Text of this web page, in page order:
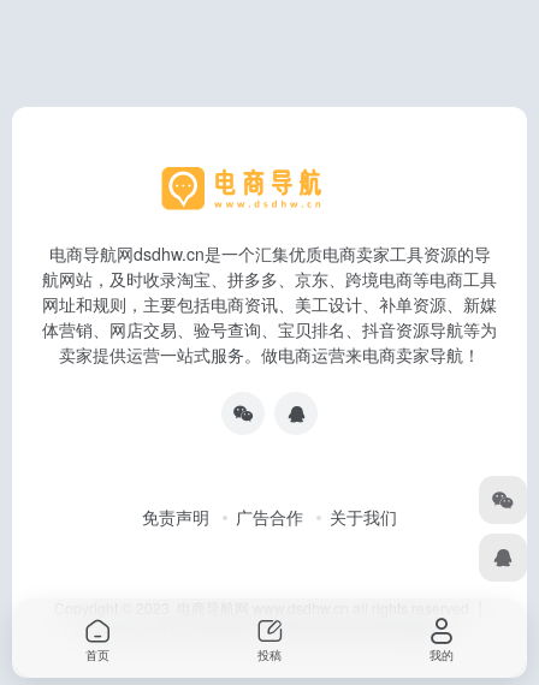
电商导航网dsdhw.cn是一个汇集优质电商卖家工具资源的导
航网站，及时收录淘宝、拼多多、京东、跨境电商等电商工具
网址和规则，主要包括电商资讯、美工设计、补单资源、新媒
体营销、网店交易、验号查询、宝贝排名、抖音资源导航等为
卖家提供运营一站式服务。做电商运营来电商卖家导航！
免责声明 广告合作 关于我们
本站所有文章和站点采集于互联网如有侵权联系客服删除
首页 投稿 我的